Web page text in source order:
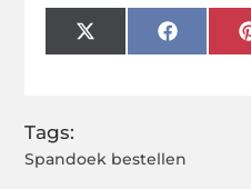
X
(Twitter)
Tags:
Spandoek bestellen